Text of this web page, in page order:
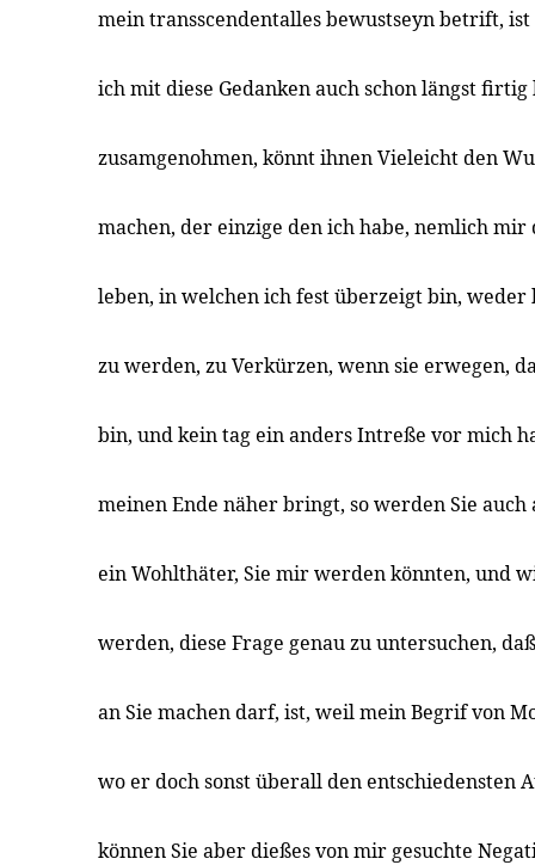
mein transscendentalles bewustseyn betrift,
ich mit diese Gedanken auch schon längst firtig
zusamgenohmen, könnt ihnen Vieleicht den
machen, der einzige den ich habe, nemlich mir
leben, in welchen ich fest überzeigt bin, weder
zu werden, zu Verkürzen, wenn sie erwegen,
bin, und kein tag ein anders Intreße vor mich
meinen Ende näher bringt, so werden Sie auch
ein Wohlthäter, Sie mir werden könnten, und
werden, diese Frage genau zu untersuchen,
an Sie machen darf, ist, weil mein Begrif von
wo er doch sonst überall den entschiedensten
können Sie aber dießes von mir gesuchte